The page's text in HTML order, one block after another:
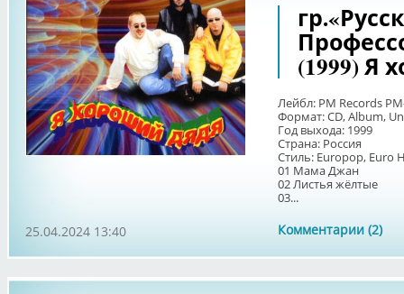
(1999) Я
Лейбл: PM Records
Формат: CD, Album,
Год выхода: 1999
Страна: Россия
Стиль: Europop, Euro
01 Мама Джан
02 Листья жёлтые
03...
Комментарии (2)
25.04.2024 13:40